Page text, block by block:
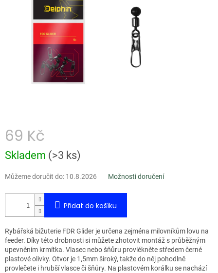
69 Kč
Měrná
cena:
Skladem (>3 ks)
Můžeme doručit do: 10.8.2026 Možnosti doručení
Přidat do košíku
Rybářská bižuterie FDR Glider je určena zejména milovníkům lovu na
feeder. Díky této drobnosti si můžete zhotovit montáž s průběžným
upevněním krmítka. Vlasec nebo šňůru provlékněte středem černé
plastové olivky. Otvor je 1,5mm široký, takže do něj pohodlně
provlečete i hrubší vlasce či šňůry. Na plastovém korálku se nachází